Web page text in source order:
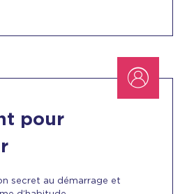
pour
secret au démarrage et